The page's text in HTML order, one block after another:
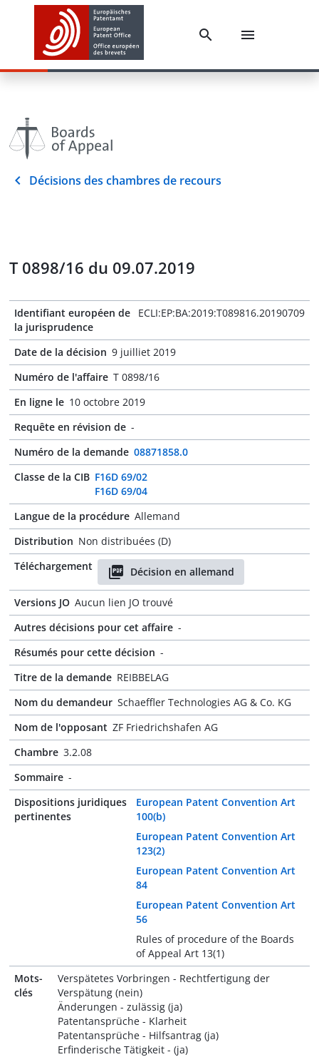
Décisions des chambres de recours
T 0898/16 du 09.07.2019
Identifiant européen de
la jurisprudence
ECLI:EP:BA:2019:T089816.20190709
Date de la décision 9 juilliet 2019
Numéro de l'affaire T 0898/16
En ligne le 10 octobre 2019
Requête en révision de -
Numéro de la demande 08871858.0
Classe de la CIB F16D 69/02
F16D 69/04
Langue de la procédure Allemand
Distribution Non distribuées (D)
Téléchargement
Décision en allemand
Versions JO Aucun lien JO trouvé
Autres décisions pour cet affaire -
Résumés pour cette décision -
Titre de la demande REIBBELAG
Nom du demandeur Schaeffler Technologies AG & Co. KG
Nom de l'opposant ZF Friedrichshafen AG
Chambre 3.2.08
Sommaire -
Dispositions juridiques
pertinentes
European Patent Convention Art
100(b)
European Patent Convention Art
123(2)
European Patent Convention Art
84
European Patent Convention Art
56
Rules of procedure of the Boards
of Appeal Art 13(1)
Mots-
clés
Verspätetes Vorbringen - Rechtfertigung der
Verspätung (nein)
Änderungen - zulässig (ja)
Patentansprüche - Klarheit
Patentansprüche - Hilfsantrag (ja)
Erfinderische Tätigkeit - (ja)